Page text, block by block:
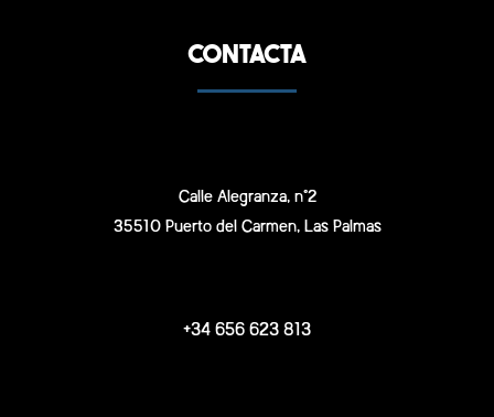
CONTACTA
Calle Alegranza, n°2
35510 Puerto del Carmen, Las Palmas
+34 656 623 813